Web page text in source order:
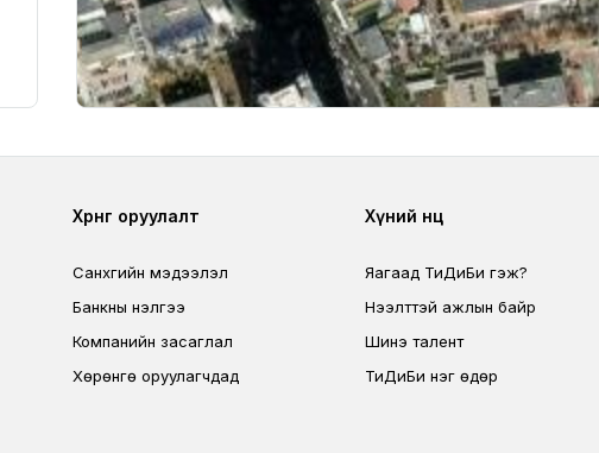
Footer third
Хөрөнгө оруулалт
Санхүүгийн мэдээлэл
Банкны үнэлгээ
Компанийн засаглал
Хөрөнгө оруулагчдад
Footer second
Хүний нөөц
Яагаад ТиДиБи гэж?
Нээлттэй ажлын байр
Шинэ талент
ТиДиБи нэг өдөр